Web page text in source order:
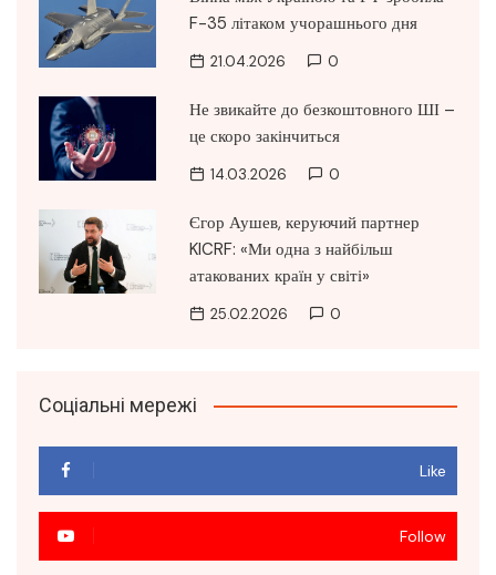
F-35 літаком учорашнього дня
21.04.2026 0
Не звикайте до безкоштовного ШІ –
це скоро закінчиться
14.03.2026 0
Єгор Аушев, керуючий партнер
KICRF: «Ми одна з найбільш
атакованих країн у світі»
25.02.2026 0
Соціальні мережі
Like
Follow